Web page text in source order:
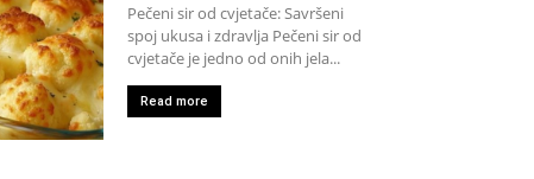
Pečeni sir od cvjetače: Savršeni
spoj ukusa i zdravlja Pečeni sir od
cvjetače je jedno od onih jela...
Read more